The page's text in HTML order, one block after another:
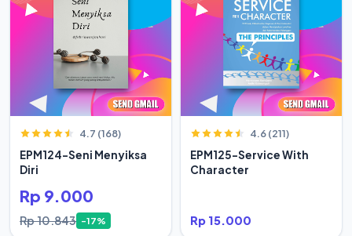
4.7 (168)
EPM124-Seni Menyiksa
Diri
Rp 9.000
Rp 10.843 -17%
4.6 (211)
EPM125-Service With
Character
Rp 15.000